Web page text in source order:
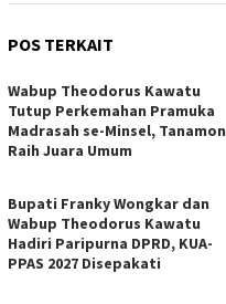
POS TERKAIT
Wabup Theodorus Kawatu
Tutup Perkemahan Pramuka
Madrasah se-Minsel, Tanamon
Raih Juara Umum
Bupati Franky Wongkar dan
Wabup Theodorus Kawatu
Hadiri Paripurna DPRD, KUA-
PPAS 2027 Disepakati